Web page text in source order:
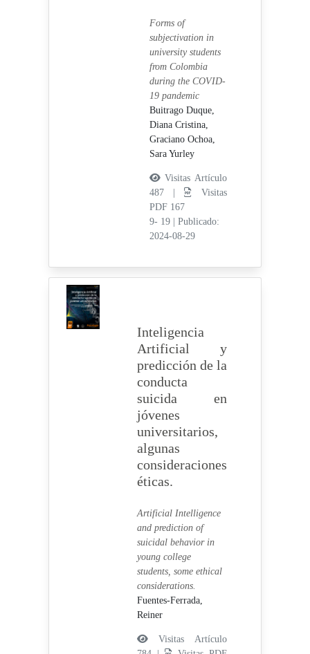
Forms of
subjectivation in
university students
from Colombia
during the COVID-
19 pandemic
Buitrago Duque,
Diana Cristina,
Graciano Ochoa,
Sara Yurley
Visitas Artículo
487 |
Visitas
PDF 167
9- 19
Publicado:
2024-08-29
Inteligencia
Artificial y
predicción de la
conducta
suicida en
jóvenes
universitarios,
algunas
consideraciones
éticas.
Artificial Intelligence
and prediction of
suicidal behavior in
young college
students, some ethical
considerations.
Fuentes-Ferrada,
Reiner
Visitas Artículo